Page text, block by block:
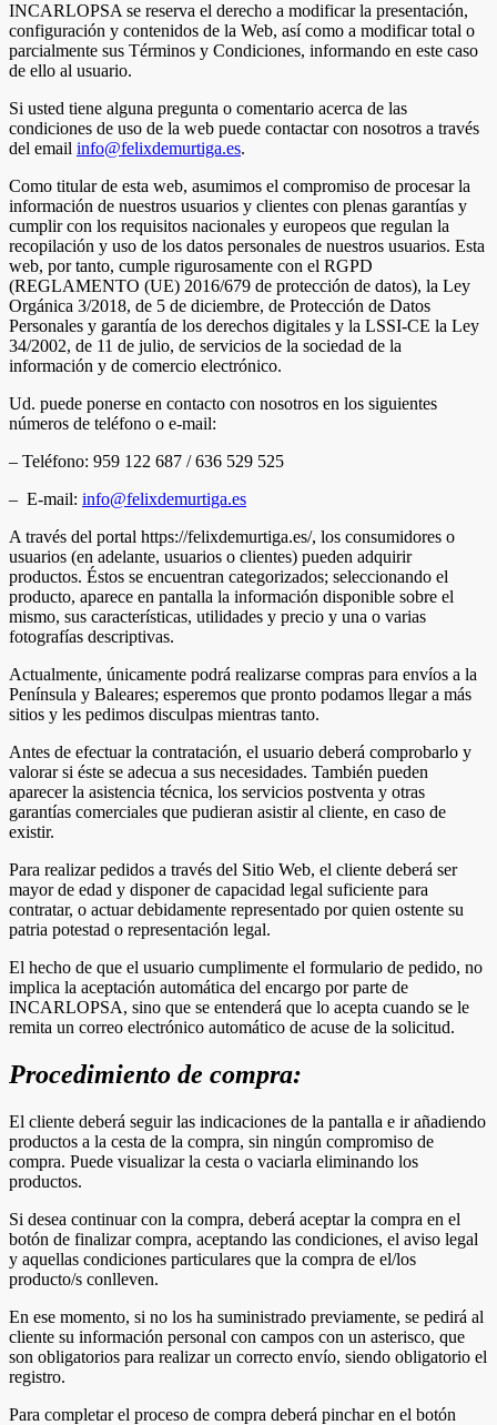
INCARLOPSA se reserva el derecho a modificar la presentación,
configuración y contenidos de la Web, así como a modificar total o
parcialmente sus Términos y Condiciones, informando en este caso
de ello al usuario.
Si usted tiene alguna pregunta o comentario acerca de las
condiciones de uso de la web puede contactar con nosotros a través
del email info@felixdemurtiga.es.
Como titular de esta web, asumimos el compromiso de procesar la
información de nuestros usuarios y clientes con plenas garantías y
cumplir con los requisitos nacionales y europeos que regulan la
recopilación y uso de los datos personales de nuestros usuarios. Esta
web, por tanto, cumple rigurosamente con el RGPD
(REGLAMENTO (UE) 2016/679 de protección de datos), la Ley
Orgánica 3/2018, de 5 de diciembre, de Protección de Datos
Personales y garantía de los derechos digitales y la LSSI-CE la Ley
34/2002, de 11 de julio, de servicios de la sociedad de la
información y de comercio electrónico.
Ud. puede ponerse en contacto con nosotros en los siguientes
números de teléfono o e-mail:
– Teléfono: 959 122 687 /636 529 525
– E-mail: info@felixdemurtiga.es
A través del portal https://felixdemurtiga.es/, los consumidores o
usuarios (en adelante, usuarios o clientes) pueden adquirir
productos. Éstos se encuentran categorizados; seleccionando el
producto, aparece en pantalla la información disponible sobre el
mismo, sus características, utilidades y precio y una o varias
fotografías descriptivas.
Actualmente, únicamente podrá realizarse compras para envíos a la
Península y Baleares; esperemos que pronto podamos llegar a más
sitios y les pedimos disculpas mientras tanto.
Antes de efectuar la contratación, el usuario deberá comprobarlo y
valorar si éste se adecua a sus necesidades. También pueden
aparecer la asistencia técnica, los servicios postventa y otras
garantías comerciales que pudieran asistir al cliente, en caso de
existir.
Para realizar pedidos a través del Sitio Web, el cliente deberá ser
mayor de edad y disponer de capacidad legal suficiente para
contratar, o actuar debidamente representado por quien ostente su
patria potestad o representación legal.
El hecho de que el usuario cumplimente el formulario de pedido, no
implica la aceptación automática del encargo por parte de
INCARLOPSA, sino que se entenderá que lo acepta cuando se le
remita un correo electrónico automático de acuse de la solicitud.
Procedimiento de compra:
El cliente deberá seguir las indicaciones de la pantalla e ir añadiendo
productos a la cesta de la compra, sin ningún compromiso de
compra. Puede visualizar la cesta o vaciarla eliminando los
productos.
Si desea continuar con la compra, deberá aceptar la compra en el
botón de finalizar compra, aceptando las condiciones, el aviso legal
y aquellas condiciones particulares que la compra de el/los
producto/s conlleven.
En ese momento, si no los ha suministrado previamente, se pedirá al
cliente su información personal con campos con un asterisco, que
son obligatorios para realizar un correcto envío, siendo obligatorio el
registro.
Para completar el proceso de compra deberá pinchar en el botón